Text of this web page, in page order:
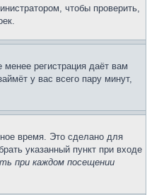
чтобы проверить,
регистрация даёт вам
у вас всего пару минут,
время. Это сделано для
указанный пункт при входе
при каждом посещении